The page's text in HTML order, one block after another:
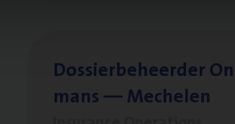
Dos­sier­be­heer­der
mans — Mechelen